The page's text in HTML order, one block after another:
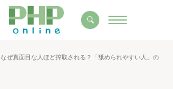
なぜ真面目な人ほど搾取される？「舐められやすい人」の